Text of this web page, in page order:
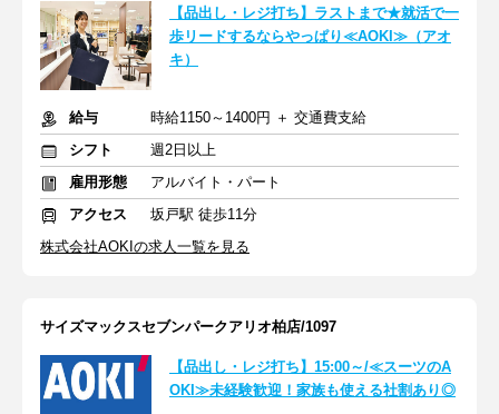
【品出し・レジ打ち】ラストまで★就活で一
歩リードするならやっぱり≪AOKI≫（アオ
キ）
給与
時給1150～1400円 ＋ 交通費支給
シフト
週2日以上
雇用形態
アルバイト・パート
アクセス
坂戸駅 徒歩11分
株式会社AOKIの求人一覧を見る
サイズマックスセブンパークアリオ柏店/1097
【品出し・レジ打ち】15:00～/≪スーツのA
OKI≫未経験歓迎！家族も使える社割あり◎